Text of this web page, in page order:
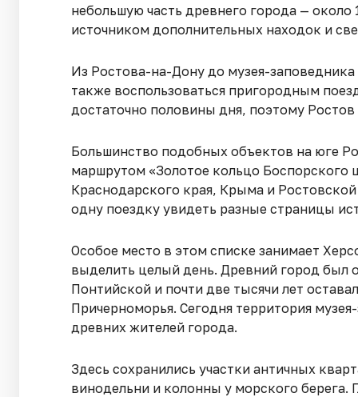
небольшую часть древнего города —
источником дополнительных находок и
Из Ростова-на-Дону до музея-
также воспользоваться пригородным
достаточно половины дня, поэтому
Большинство подобных объектов на юге
маршрутом «Золотое кольцо Боспорского
Краснодарского края, Крыма и
одну поездку увидеть разные страницы
Особое место в этом списке занимает
выделить целый день. Древний город был
Понтийской и почти две тысячи лет
Причерноморья. Сегодня территория
древних жителей города.
Здесь сохранились участки античных
винодельни и колонны у морского берега.